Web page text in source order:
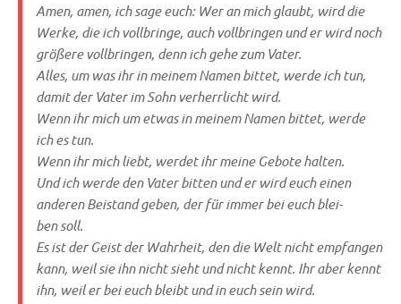
Amen, amen, ich sage euch: Wer an mich glaubt, wird die
Wer­ke, die ich voll­brin­ge, auch voll­brin­gen und er wird noch
grö­ße­re voll­brin­gen, denn ich gehe zum Vater.
Alles, um was ihr in mei­nem Namen bit­tet, wer­de ich tun,
damit der Vater im Sohn ver­herr­licht wird.
Wenn ihr mich um etwas in mei­nem Namen bit­tet, wer­de
ich es tun.
Wenn ihr mich liebt, wer­det ihr mei­ne Gebo­te halten.
Und ich wer­de den Vater bit­ten und er wird euch einen
ande­ren Bei­stand geben, der für immer bei euch blei­
ben soll.
Es ist der Geist der Wahr­heit, den die Welt nicht emp­fan­gen
kann, weil sie ihn nicht sieht und nicht kennt. Ihr aber kennt
ihn, weil er bei euch bleibt und in euch sein wird.